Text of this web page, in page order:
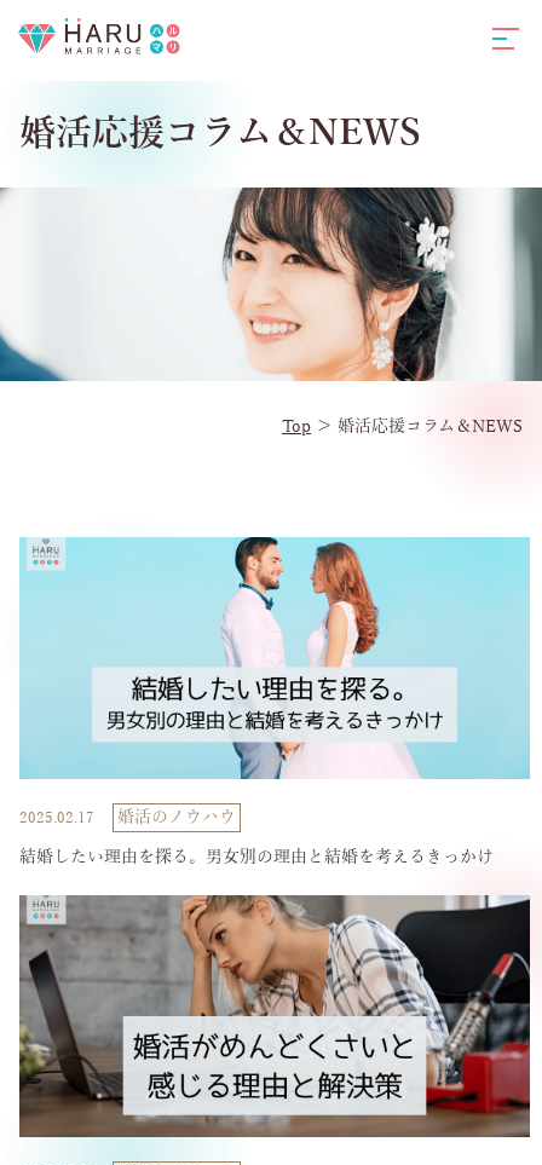
婚活応援コラム＆NEWS
Top ＞ 婚活応援コラム＆NEWS
2025.02.17 婚活のノウハウ
結婚したい理由を探る。男女別の理由と結婚を考えるきっかけ